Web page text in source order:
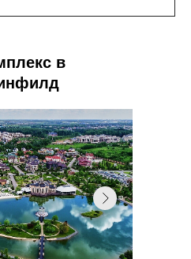
за м²
в офисе:
вентиляции работала
и экономично.
в